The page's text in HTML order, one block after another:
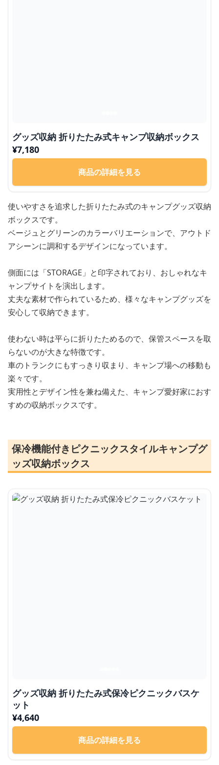
グッズ収納 折りたたみ式キャンプ収納ボックス
¥7,180
商品の詳細を見る
使いやすさを追求した折りたたみ式のキャンプグッズ収納
ボックスです。
ベージュとグリーンのカラーバリエーションで、アウトド
アシーンに調和するデザインになっています。
側面には「STORAGE」と印字されており、おしゃれなキ
ャンプサイトを演出します。
丈夫な素材で作られているため、様々なキャンプグッズを
安心して収納できます。
使わない時は平らに折りたためるので、保管スペースを取
らないのが大きな特徴です。
車のトランクにもすっきり収まり、キャンプ場への移動も
楽々です。
実用性とデザイン性を兼ね備えた、キャンプ愛好家におす
すめの収納ボックスです。
保冷機能付きピクニックスタイルキャンプグ
ッズ収納ボックス
グッズ収納 折りたたみ式保冷ピクニックバスケ
ット
¥4,640
商品の詳細を見る